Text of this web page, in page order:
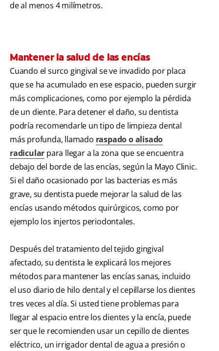
de al menos 4 milímetros.
Mantener la salud de las encías
Cuando el surco gingival se ve invadido por placa
que se ha acumulado en ese espacio, pueden surgir
más complicaciones, como por ejemplo la pérdida
de un diente. Para detener el daño, su dentista
podría recomendarle un tipo de limpieza dental
más profunda, llamado raspado o alisado
radicular para llegar a la zona que se encuentra
debajo del borde de las encías, según la Mayo Clinic.
Si el daño ocasionado por las bacterias es más
grave, su dentista puede mejorar la salud de las
encías usando métodos quirúrgicos, como por
ejemplo los injertos periodontales.
Después del tratamiento del tejido gingival
afectado, su dentista le explicará los mejores
métodos para mantener las encías sanas, incluido
el uso diario de hilo dental y el cepillarse los dientes
tres veces al día. Si usted tiene problemas para
llegar al espacio entre los dientes y la encía, puede
ser que le recomienden usar un cepillo de dientes
eléctrico, un irrigador dental de agua a presión o